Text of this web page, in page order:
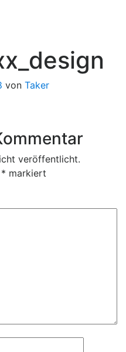
von Taker
veröffentlicht.
* markiert